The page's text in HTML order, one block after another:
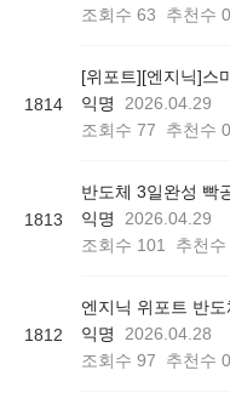
조회수 63 추천수 0
1814
익명
2026.04.29
조회수 77 추천수 0
1813
반도체 3일완성 빡
익명
2026.04.29
조회수 101 추천수
1812
엔지닉 위포트 반
익명
2026.04.28
조회수 97 추천수 0